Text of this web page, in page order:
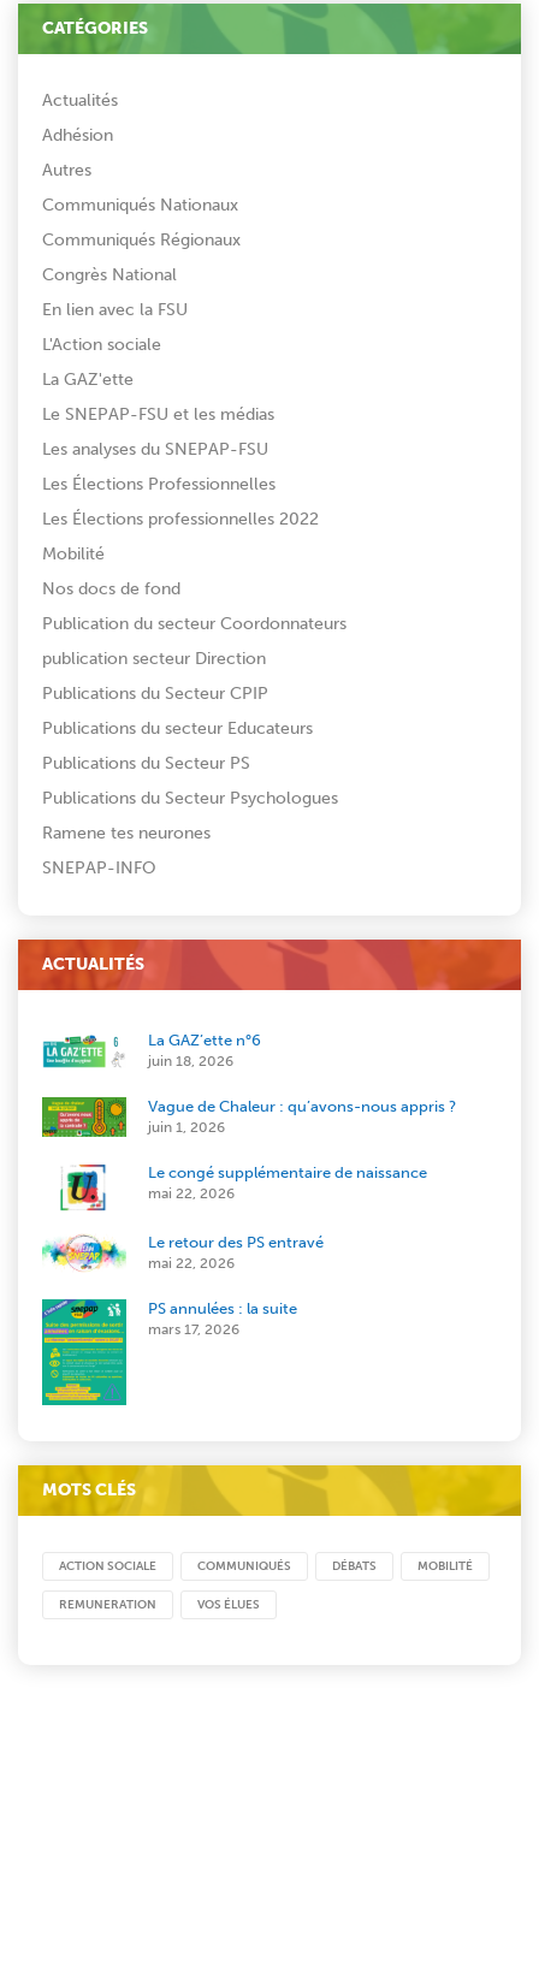
CATÉGORIES
Actualités
Adhésion
Autres
Communiqués Nationaux
Communiqués Régionaux
Congrès National
En lien avec la FSU
L'Action sociale
La GAZ'ette
Le SNEPAP-FSU et les médias
Les analyses du SNEPAP-FSU
Les Élections Professionnelles
Les Élections professionnelles 2022
Mobilité
Nos docs de fond
Publication du secteur Coordonnateurs
publication secteur Direction
Publications du Secteur CPIP
Publications du secteur Educateurs
Publications du Secteur PS
Publications du Secteur Psychologues
Ramene tes neurones
SNEPAP-INFO
ACTUALITÉS
La GAZ’ette n°6
juin 18, 2026
Vague de Chaleur : qu’avons-nous appris ?
juin 1, 2026
Le congé supplémentaire de naissance
mai 22, 2026
Le retour des PS entravé
mai 22, 2026
PS annulées : la suite
mars 17, 2026
MOTS CLÉS
ACTION SOCIALE COMMUNIQUÉS DÉBATS MOBILITÉ
REMUNERATION VOS ÉLUES